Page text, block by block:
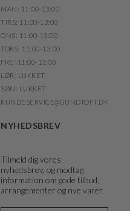
MAN: 11:00-13:00
TIRS: 11:00-13:00
ONS: 11:00-13:00
TORS: 11:00-13:00
FRE: 11:00-13:00
LØR: LUKKET
SØN: LUKKET
KUNDESERVICE@GUNDTOFT.DK
NYHEDSBREV
Tilmeld dig vores
nyhedsbrev, og modtag
information om gode tilbud,
arrangementer og nye varer.